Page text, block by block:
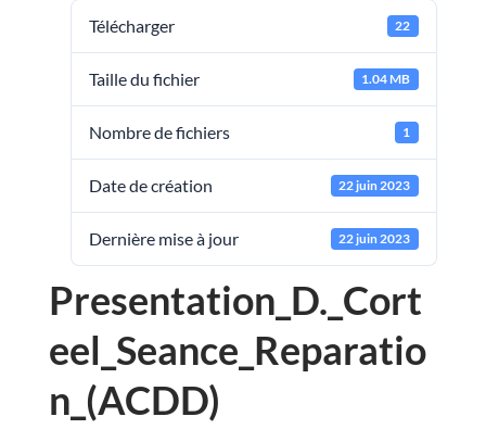
Télécharger 22
Taille du fichier 1.04 MB
Nombre de fichiers 1
Date de création 22 juin 2023
Dernière mise à jour 22 juin 2023
Presentation_D._Cort
eel_Seance_Reparatio
n_(ACDD)